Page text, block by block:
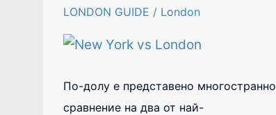
LONDON GUIDE / London
По-долу е представено многостранно
сравнение на два от най-
YORK